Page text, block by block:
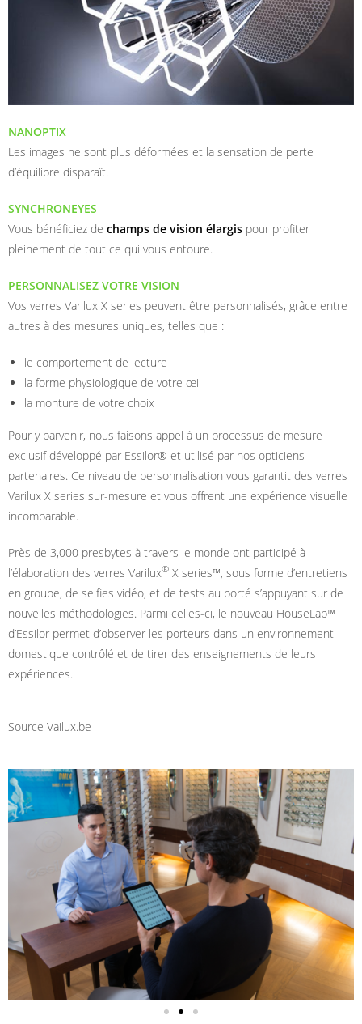
NANOPTIX
Les images ne sont plus déformées et la sensation de perte
d’équilibre disparaît.
SYNCHRONEYES
Vous bénéficiez de champs de vision élargis pour profiter
pleinement de tout ce qui vous entoure.
PERSONNALISEZ VOTRE VISION
Vos verres Varilux X series peuvent être personnalisés, grâce entre
autres à des mesures uniques, telles que :
le comportement de lecture
la forme physiologique de votre œil
la monture de votre choix
Pour y parvenir, nous faisons appel à un processus de mesure
exclusif développé par Essilor® et utilisé par nos opticiens
partenaires. Ce niveau de personnalisation vous garantit des verres
Varilux X series sur-mesure et vous offrent une expérience visuelle
incomparable.
Près de 3,000 presbytes à travers le monde ont participé à
l’élaboration des verres Varilux® X series™, sous forme d’entretiens
en groupe, de selfies vidéo, et de tests au porté s’appuyant sur de
nouvelles méthodologies. Parmi celles-ci, le nouveau HouseLab™
d’Essilor permet d’observer les porteurs dans un environnement
domestique contrôlé et de tirer des enseignements de leurs
expériences.
Source Vailux.be